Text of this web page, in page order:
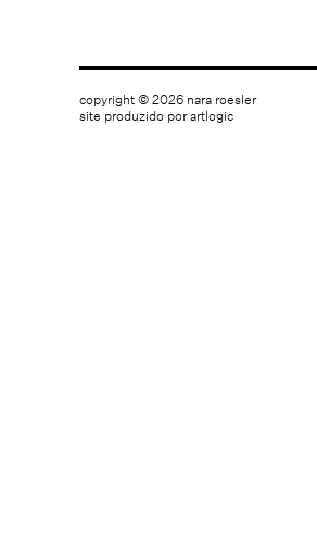
copyright © 2026 nara roesler
site produzido por artlogic